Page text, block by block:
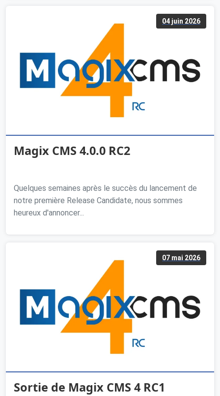
04 juin 2026
Magix CMS 4.0.0 RC2
Quelques semaines après le succès du lancement de
notre première Release Candidate, nous sommes
heureux d'annoncer...
07 mai 2026
Sortie de Magix CMS 4 RC1